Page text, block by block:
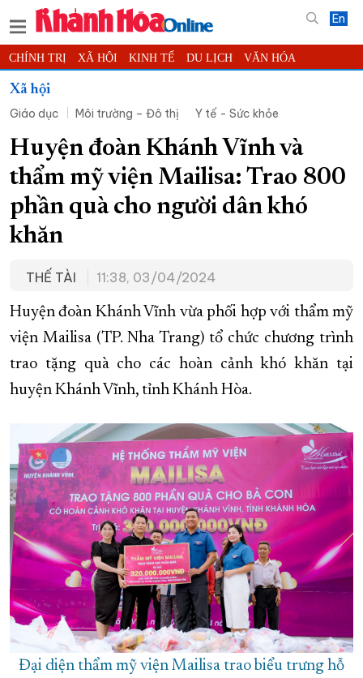
En
CHÍNH TRỊ XÃ HỘI KINH TẾ DU LỊCH VĂN HÓA
THỂ THAO
KHOA HỌC - CÔNG NGHỆ PHÁP LUẬT BẠN ĐỌC
THẾ GIỚI MULTIMEDIA VIDEO ĐỌC BÁO ONLINE
PODCAST THÔNG TIN - QUẢNG CÁO
QUY HOẠCH TỈNH KHÁNH HÒA
TRƯỜNG SA BIỂN ĐẢO QUÊ HƯƠNG
XÂY DỰNG NÔNG THÔN MỚI LỊCH CẮT ĐIỆN
TÀU - XE - MÁY BAY
KỶ NIỆM 370 NĂM XÂY DỰNG VÀ PHÁT TRIỂN TỈNH KHÁNH HÒA
KHOẢNH KHẮC ĐẸP XỨ TRẦM
XÂY DỰNG KHÁNH HÒA TRỞ THÀNH THÀNH PHỐ TRỰC THUỘC
Xã hội
Giáo dục
Môi trường – Đô thị Y tế - Sức khỏe
Huyện đoàn Khánh Vĩnh và
thẩm mỹ viện Mailisa: Trao 800
phần quà cho người dân khó
khăn
THẾ TÀI 11:38, 03/04/2024
Huyện đoàn Khánh Vĩnh vừa phối hợp với thẩm mỹ
viện Mailisa (TP. Nha Trang) tổ chức chương trình
trao tặng quà cho các hoàn cảnh khó khăn tại
huyện Khánh Vĩnh, tỉnh Khánh Hòa.
Đại diện thẩm mỹ viện Mailisa trao biểu trưng hỗ